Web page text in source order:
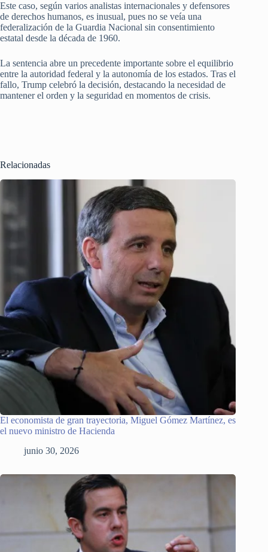
Este caso, según varios analistas internacionales y defensores
de derechos humanos, es inusual, pues no se veía una
federalización de la Guardia Nacional sin consentimiento
estatal desde la década de 1960.
La sentencia abre un precedente importante sobre el equilibrio
entre la autoridad federal y la autonomía de los estados. Tras el
fallo, Trump celebró la decisión, destacando la necesidad de
mantener el orden y la seguridad en momentos de crisis.
Relacionadas
El economista de gran trayectoria, Miguel Gómez Martínez, es
el nuevo ministro de Hacienda
junio 30, 2026